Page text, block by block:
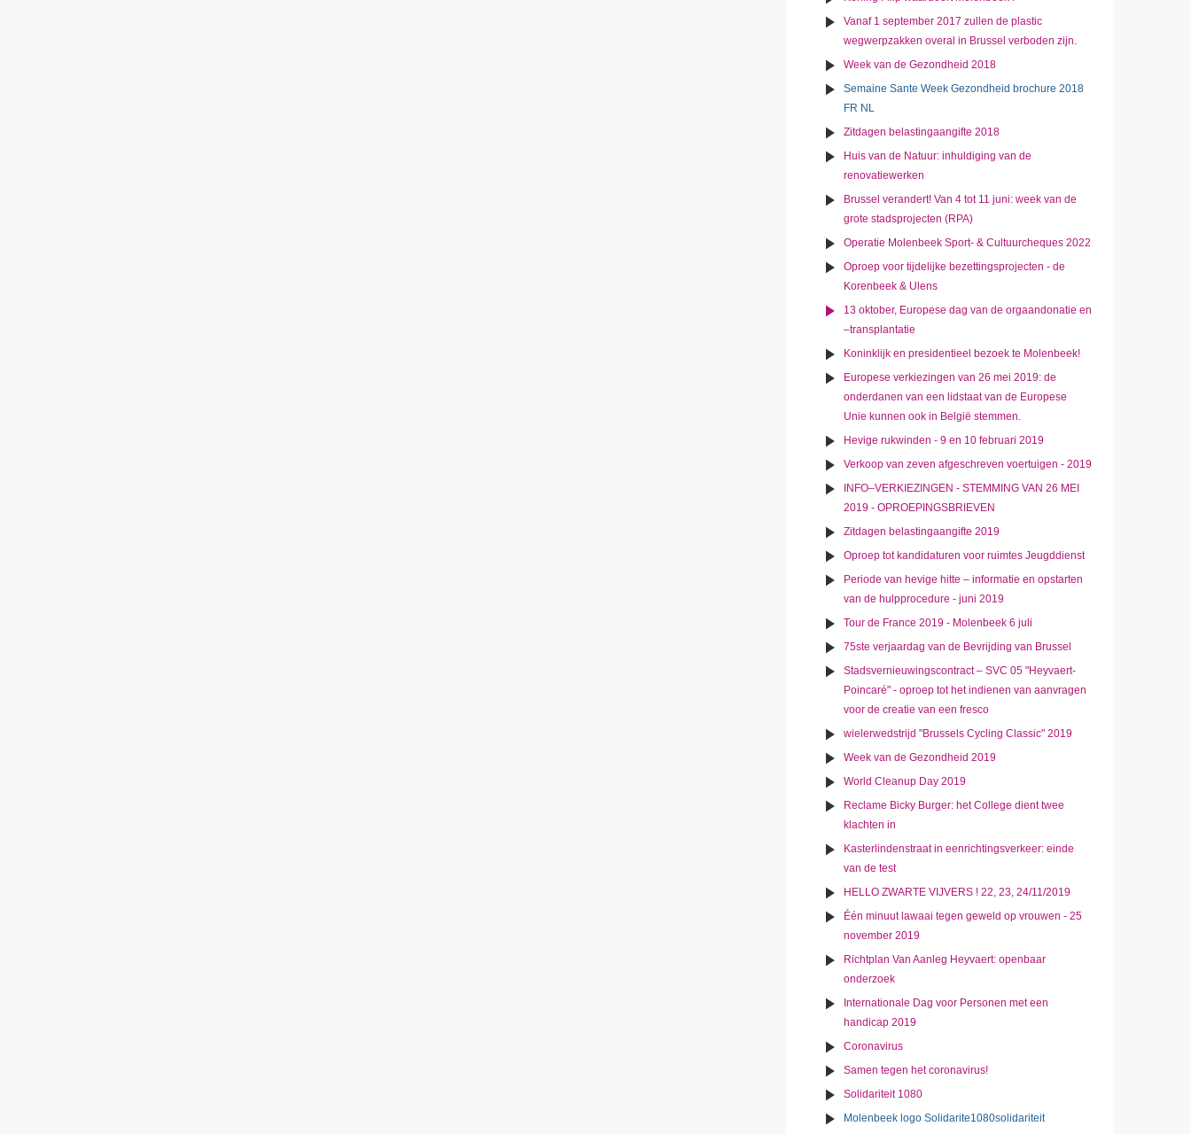
Vanaf 1 september 2017 zullen de plastic
wegwerpzakken overal in Brussel verboden zijn.
Week van de Gezondheid 2018
Semaine Sante Week Gezondheid brochure 2018
FR NL
Zitdagen belastingaangifte 2018
Huis van de Natuur: inhuldiging van de
renovatiewerken
Brussel verandert! Van 4 tot 11 juni: week van de
grote stadsprojecten (RPA)
Operatie Molenbeek Sport- & Cultuurcheques 2022
Oproep voor tijdelijke bezettingsprojecten - de
Korenbeek & Ulens
13 oktober, Europese dag van de orgaandonatie en
–transplantatie
Koninklijk en presidentieel bezoek te Molenbeek!
Europese verkiezingen van 26 mei 2019: de
onderdanen van een lidstaat van de Europese
Unie kunnen ook in België stemmen.
Hevige rukwinden - 9 en 10 februari 2019
Verkoop van zeven afgeschreven voertuigen - 2019
INFO–VERKIEZINGEN - STEMMING VAN 26 MEI
2019 - OPROEPINGSBRIEVEN
Zitdagen belastingaangifte 2019
Oproep tot kandidaturen voor ruimtes Jeugddienst
Periode van hevige hitte – informatie en opstarten
van de hulpprocedure - juni 2019
Tour de France 2019 - Molenbeek 6 juli
75ste verjaardag van de Bevrijding van Brussel
Stadsvernieuwingscontract – SVC 05 "Heyvaert-
Poincaré" - oproep tot het indienen van aanvragen
voor de creatie van een fresco
wielerwedstrijd "Brussels Cycling Classic" 2019
Week van de Gezondheid 2019
World Cleanup Day 2019
Reclame Bicky Burger: het College dient twee
klachten in
Kasterlindenstraat in eenrichtingsverkeer: einde
van de test
HELLO ZWARTE VIJVERS ! 22, 23, 24/11/2019
Één minuut lawaai tegen geweld op vrouwen - 25
november 2019
Richtplan Van Aanleg Heyvaert: openbaar
onderzoek
Internationale Dag voor Personen met een
handicap 2019
Coronavirus
Samen tegen het coronavirus!
Solidariteit 1080
Molenbeek logo Solidarite1080solidariteit